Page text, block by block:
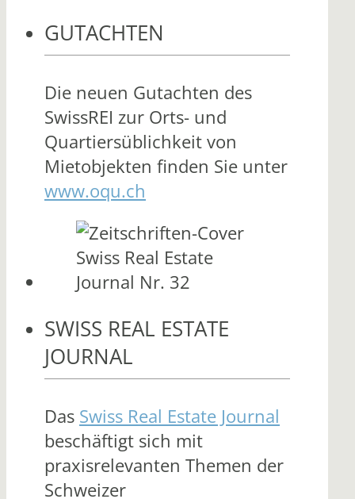
GUTACHTEN
Die neuen Gutachten des
SwissREI zur Orts- und
Quartiersüblichkeit von
Mietobjekten finden Sie unter
www.oqu.ch
SWISS REAL ESTATE
JOURNAL
Das Swiss Real Estate Journal
beschäftigt sich mit
praxisrelevanten Themen der
Schweizer